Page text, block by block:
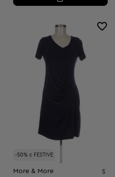
-50% с FESTIVE
More & More S